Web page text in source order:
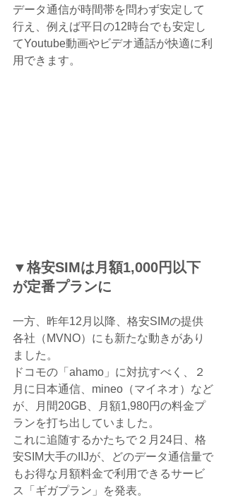
データ通信が時間帯を問わず安定して
行え、例えば平日の12時台でも安定し
てYoutube動画やビデオ通話が快適に利
用できます。
▼格安SIMは月額1,000円以下
が定番プランに
一方、昨年12月以降、格安SIMの提供
各社（MVNO）にも新たな動きがあり
ました。
ドコモの「ahamo」に対抗すべく、２
月に日本通信、mineo（マイネオ）など
が、月間20GB、月額1,980円の料金プ
ランを打ち出していました。
これに追随するかたちで２月24日、格
安SIM大手のIIJが、どのデータ通信量で
もお得な月額料金で利用できるサービ
ス「ギガプラン」を発表。